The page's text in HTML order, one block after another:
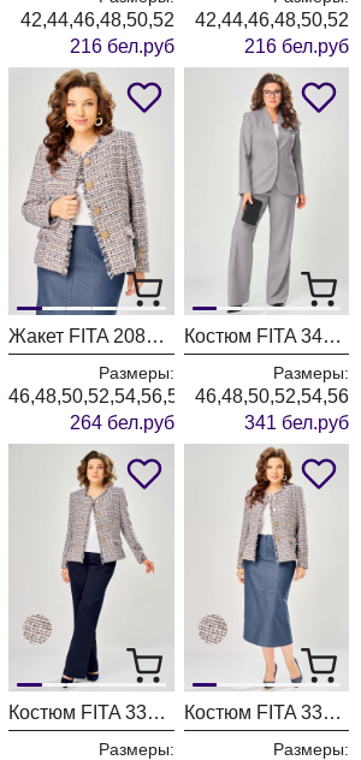
42,44,46,48,50,52
216 бел.руб
42,44,46,48,50,52
216 бел.руб
Жакет FITA 20803 бежевый + деним
Размеры:
46,48,50,52,54,56,58,60,62
264 бел.руб
Костюм FITA 3402 серо-бежевый
Размеры:
46,48,50,52,54,56
341 бел.руб
Костюм FITA 3362 сине-бежевый
Размеры:
Костюм FITA 3361 бежевый + деним
Размеры: